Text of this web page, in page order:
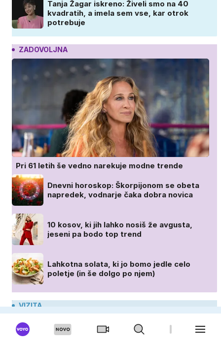
Tanja Žagar iskreno: Živeli smo na 40
kvadratih, a imela sem vse, kar otrok
potrebuje
ZADOVOLJNA
Pri 61 letih še vedno narekuje modne trende
Dnevni horoskop: Škorpijonom se obeta
napredek, vodnarje čaka dobra novica
10 kosov, ki jih lahko nosiš že avgusta,
jeseni pa bodo top trend
Lahkotna solata, ki jo bomo jedle celo
poletje (in še dolgo po njem)
VIZITA